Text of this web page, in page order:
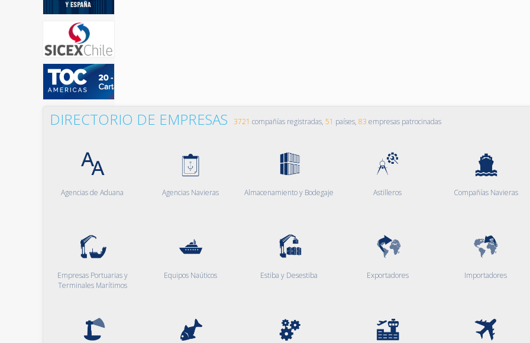
DIRECTORIO DE EMPRESAS 3721 compañías registradas, 51 países, 83 empresas patrocinadas
Agencias de Aduana Agencias Navieras Almacenamiento y Bodegaje Astilleros Compañías Navieras
Empresas Portuarias y
Terminales Marítimos
Equipos Naúticos Estiba y Desestiba Exportadores Importadores